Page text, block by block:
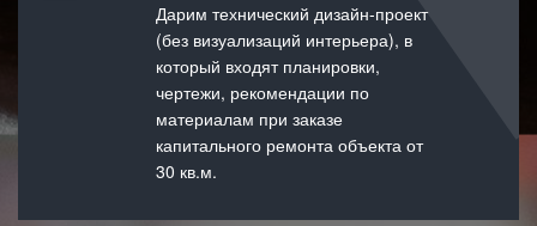
Дарим технический дизайн-проект
(без визуализаций интерьера), в
который входят планировки,
чертежи, рекомендации по
материалам при заказе
капитального ремонта объекта от
30 кв.м.